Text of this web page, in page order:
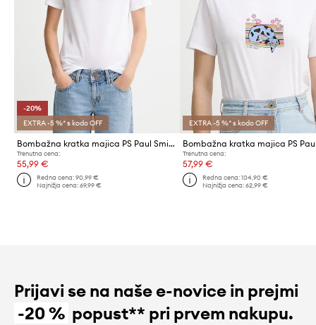
-20%
EXTRA -5 %* s kodo OFF
Bombažna kratka majica PS Paul Smith
Trenutna cena:
55,99 €
Redna cena:90,99 €
Najnižja cena:69,99 €
EXTRA -5 %* s kodo OFF
Trenutna cena:
57,99 €
Redna cena: 104,90 €
Najnižja cena: 62,99 €
Prijavi se na naše e-novice in prejmi
-20 % popust** pri prvem nakupu.